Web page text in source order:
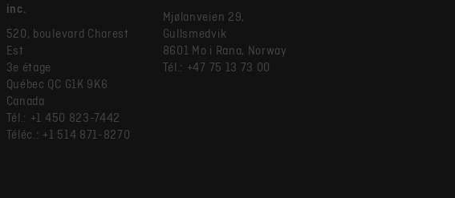
inc.
520, boulevard Charest
Est
3e étage
Québec QC G1K 9K6
Canada
Tél.: +1 450 823-7442
Téléc.: +1 514 871-8270
Mjølanveien 29,
Gullsmedvik
8601 Mo i Rana, Norway
Tél.: +47 75 13 73 00